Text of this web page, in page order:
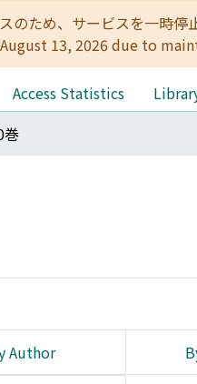
のため、サービスを一
13, 2026 due to
Access Statistics
巻
Author